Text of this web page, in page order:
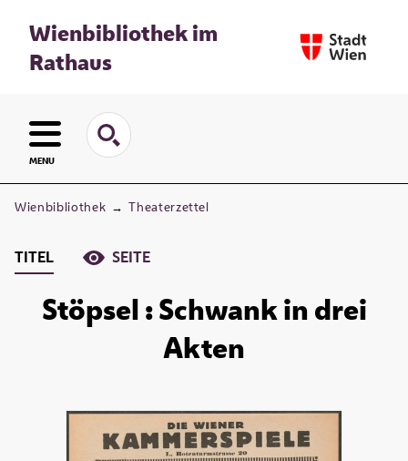
Wienbibliothek im
Rathaus
MENU
Wienbibliothek → Theaterzettel
TITEL SEITE
Stöpsel : Schwank in drei
Akten